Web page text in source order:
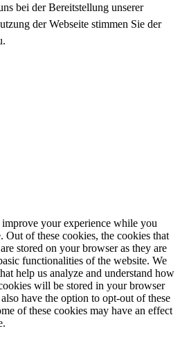
bei der Bereitstellung unserer
der Webseite stimmen Sie der
your experience while you
Out of these cookies, the cookies that
stored on your browser as they are
functionalities of the website. We
help us analyze and understand how
will be stored in your browser
have the option to opt-out of these
of these cookies may have an effect